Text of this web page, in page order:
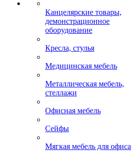
Канцелярские товары,
демонстрационное
оборудование
Кресла, стулья
Медицинская мебель
Металлическая мебель,
стеллажи
Офисная мебель
Сейфы
Мягкая мебель для офиса